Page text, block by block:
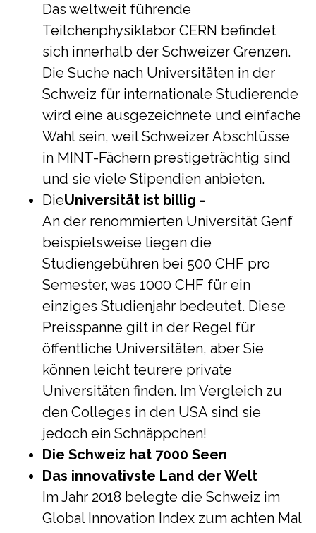
Das weltweit führende
Teilchenphysiklabor CERN befindet
sich innerhalb der Schweizer Grenzen.
Die Suche nach Universitäten in der
Schweiz für internationale Studierende
wird eine ausgezeichnete und einfache
Wahl sein, weil Schweizer Abschlüsse
in MINT-Fächern prestigeträchtig sind
und sie viele Stipendien anbieten.
DieUniversität ist billig -
An der renommierten Universität Genf
beispielsweise liegen die
Studiengebühren bei 500 CHF pro
Semester, was 1000 CHF für ein
einziges Studienjahr bedeutet. Diese
Preisspanne gilt in der Regel für
öffentliche Universitäten, aber Sie
können leicht teurere private
Universitäten finden. Im Vergleich zu
den Colleges in den USA sind sie
jedoch ein Schnäppchen!
Die Schweiz hat 7000 Seen
Das innovativste Land der Welt
Im Jahr 2018 belegte die Schweiz im
Global Innovation Index zum achten Mal